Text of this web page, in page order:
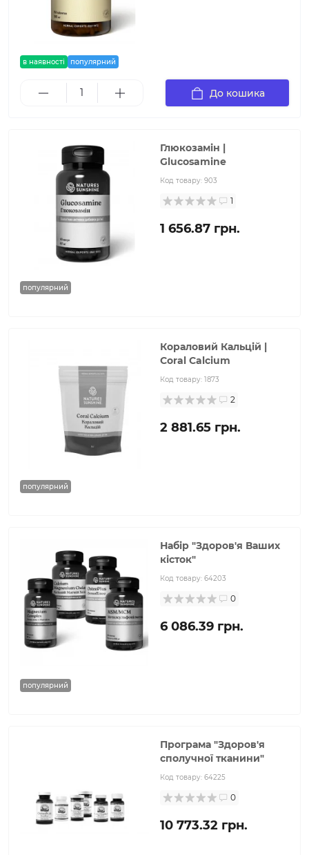
в наявності популярний
До кошика
популярний
Глюкозамін |
Glucosamine
Код товару: 903
1
1 656.87 грн.
популярний
Кораловий Кальцій |
Coral Calcium
Код товару: 1873
2
2 881.65 грн.
популярний
Набір "Здоров'я Ваших
кісток"
Код товару: 64203
0
6 086.39 грн.
Програма "Здоров'я
сполучної тканини"
Код товару: 64225
0
10 773.32 грн.